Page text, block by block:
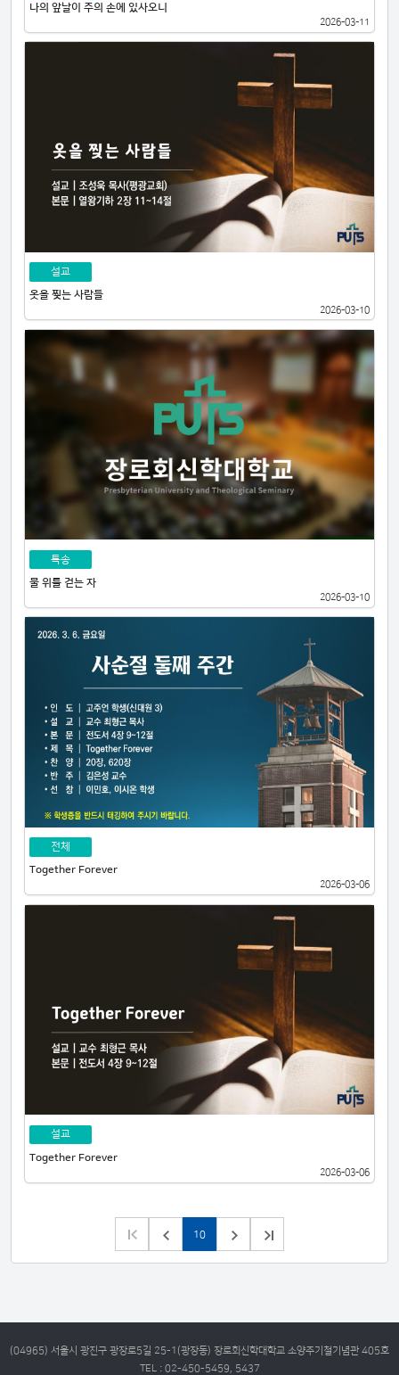
나의 앞날이 주의 손에 있사오니
2026-03-11
설교
옷을 찢는 사람들
2026-03-10
특송
물 위를 걷는 자
2026-03-10
전체
Together Forever
2026-03-06
설교
Together Forever
2026-03-06
10
(04965) 서울시 광진구 광장로5길 25-1(광장동) 장로회신학대학교 소양주기철기념관 405호
TEL : 02-450-5459, 5437